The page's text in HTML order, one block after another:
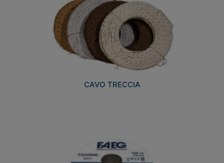
CAVO TRECCIA